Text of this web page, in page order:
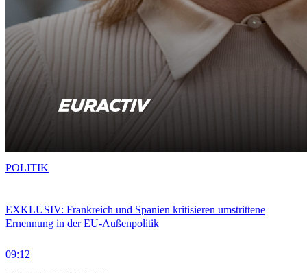
EXKLUSIV: Frankreich und Spanien kritisieren umstrittene
Ernennung in der EU-Außenpolitik
09:12
POLITIK